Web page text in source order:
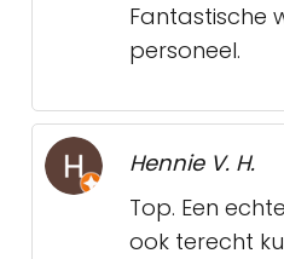
Fantastische
personeel.
Hennie V. H.
Top. Een
ook terecht